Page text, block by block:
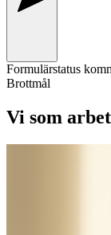
Formulärstatus
Brottmål
Vi som